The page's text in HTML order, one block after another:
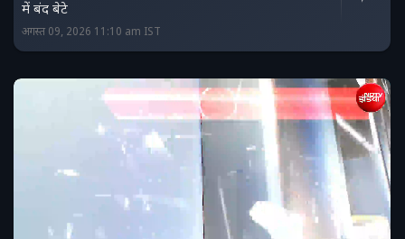
में बंद बेटे
अगस्त 09, 2026 11:10 am IST